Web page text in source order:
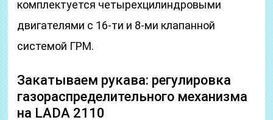
комплектуется четырехцилиндровыми
двигателями с 16-ти и 8-ми клапанной
системой ГРМ.
Закатываем рукава: регулировка
газораспределительного механизма
на LADA 2110